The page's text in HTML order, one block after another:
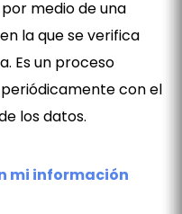
medio de una
la que se verifica
Es un proceso
con el
los datos.
mi información